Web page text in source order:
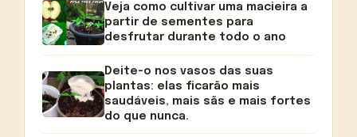
Veja como cultivar uma macieira a
partir de sementes para
desfrutar durante todo o ano
Deite-o nos vasos das suas
plantas: elas ficarão mais
saudáveis, mais sãs e mais fortes
do que nunca.